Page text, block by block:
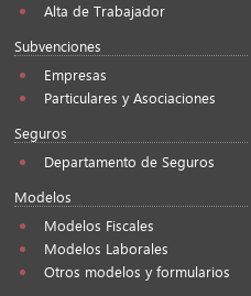
Alta de Trabajador
Subvenciones
Empresas
Particulares y Asociaciones
Seguros
Departamento de Seguros
Modelos
Modelos Fiscales
Modelos Laborales
Otros modelos y formularios